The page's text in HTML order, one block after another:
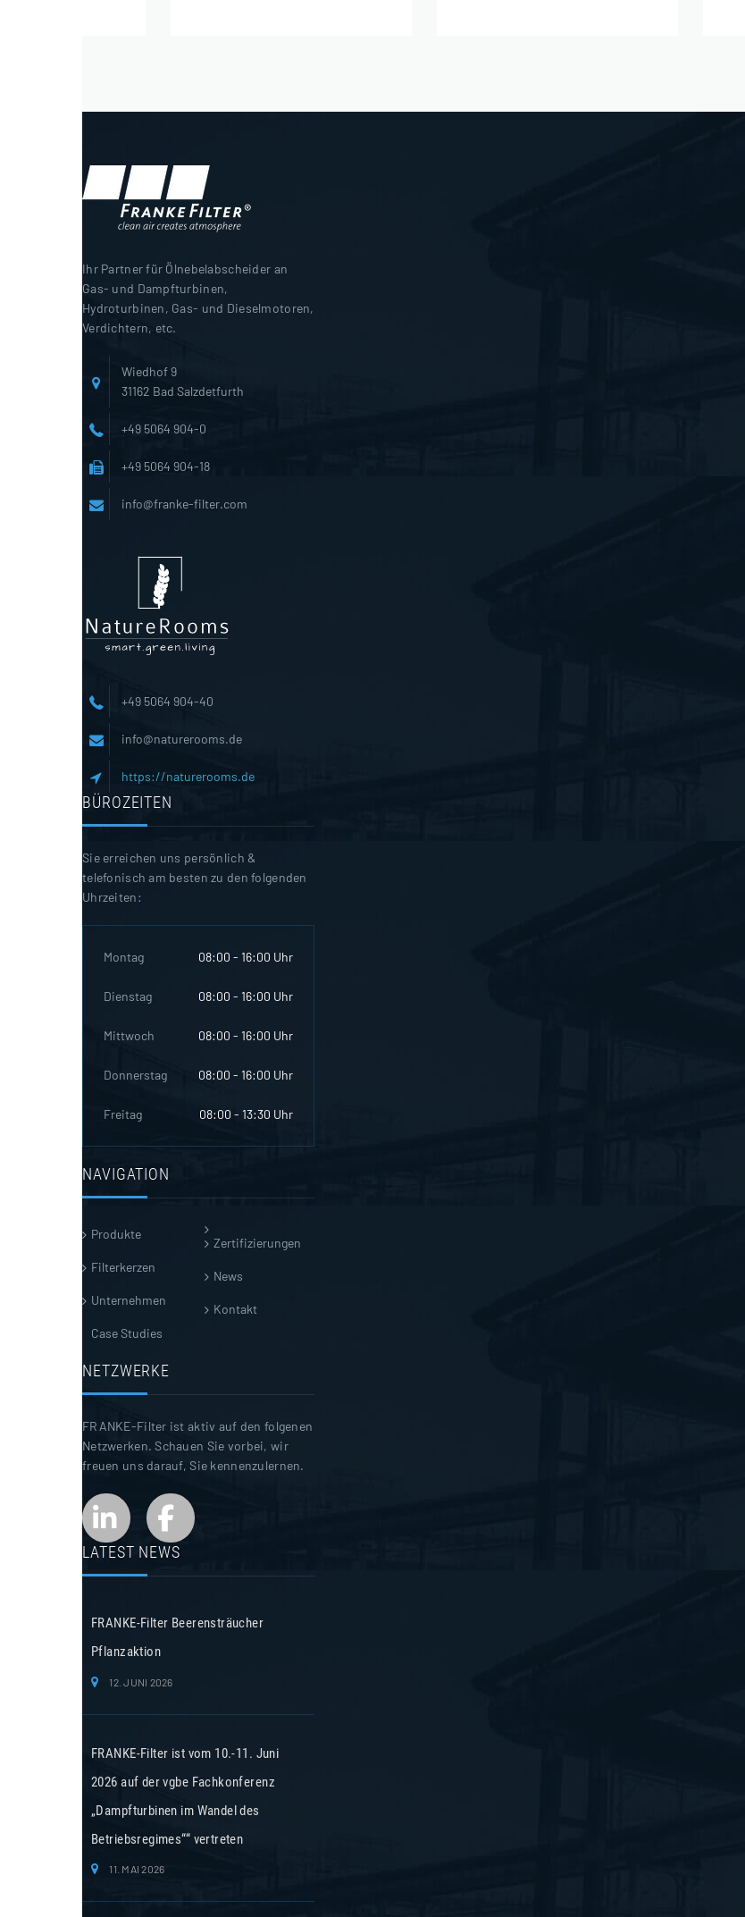
Ihr Partner für Ölnebelabscheider an
Gas- und Dampfturbinen,
Hydroturbinen, Gas- und Dieselmotoren,
Verdichtern, etc.
Wiedhof 9
31162 Bad Salzdetfurth
+49 5064 904-0
+49 5064 904-18
info@franke-filter.com
+49 5064 904-40
info@naturerooms.de
https://naturerooms.de
BÜROZEITEN
Sie erreichen uns persönlich &
telefonisch am besten zu den folgenden
Uhrzeiten:
Montag 08:00 - 16:00 Uhr
Dienstag 08:00 - 16:00 Uhr
Mittwoch 08:00 - 16:00 Uhr
Donnerstag 08:00 - 16:00 Uhr
Freitag 08:00 - 13:30 Uhr
NAVIGATION
Produkte
Filterkerzen
Unternehmen
Case Studies
Zertifizierungen
News
Kontakt
NETZWERKE
FRANKE-Filter ist aktiv auf den folgenen
Netzwerken. Schauen Sie vorbei, wir
freuen uns darauf, Sie kennenzulernen.
LATEST NEWS
FRANKE-Filter Beerensträucher
Pflanzaktion
12. JUNI 2026
FRANKE-Filter ist vom 10.-11. Juni
2026 auf der vgbe Fachkonferenz
„Dampfturbinen im Wandel des
Betriebsregimes““ vertreten
11. MAI 2026